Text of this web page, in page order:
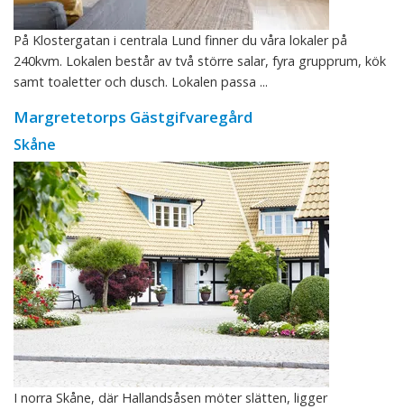
På Klostergatan i centrala Lund finner du våra lokaler på
240kvm. Lokalen består av två större salar, fyra grupprum, kök
samt toaletter och dusch. Lokalen passa ...
Margretetorps Gästgifvaregård
Skåne
I norra Skåne, där Hallandsåsen möter slätten, ligger